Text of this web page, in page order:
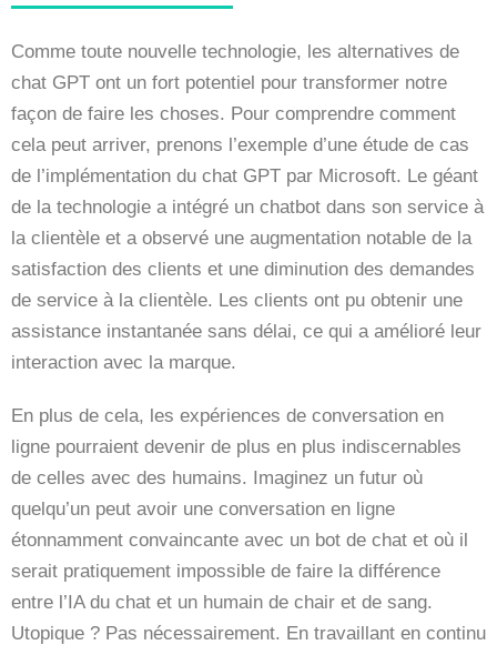
Comme toute nouvelle technologie, les alternatives de
chat GPT ont un fort potentiel pour transformer notre
façon de faire les choses. Pour comprendre comment
cela peut arriver, prenons l’exemple d’une étude de cas
de l’implémentation du chat GPT par Microsoft. Le géant
de la technologie a intégré un chatbot dans son service à
la clientèle et a observé une augmentation notable de la
satisfaction des clients et une diminution des demandes
de service à la clientèle. Les clients ont pu obtenir une
assistance instantanée sans délai, ce qui a amélioré leur
interaction avec la marque.
En plus de cela, les expériences de conversation en
ligne pourraient devenir de plus en plus indiscernables
de celles avec des humains. Imaginez un futur où
quelqu’un peut avoir une conversation en ligne
étonnamment convaincante avec un bot de chat et où il
serait pratiquement impossible de faire la différence
entre l’IA du chat et un humain de chair et de sang.
Utopique ? Pas nécessairement. En travaillant en continu